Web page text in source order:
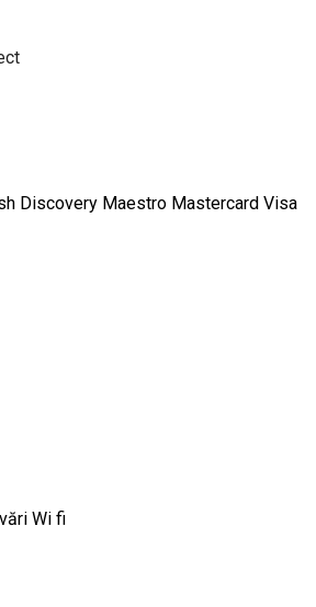
Discovery Maestro Mastercard Visa
Wi fi